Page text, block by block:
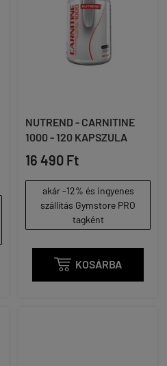
NUTREND - CARNITINE
1000 - 120 KAPSZULA
16 490 Ft
akár -12% és ingyenes
szállítás Gymstore PRO
tagként
 KOSÁRBA